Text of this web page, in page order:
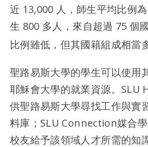
近 13,000 人，師生平均比例
生 800 多人，來自超過 75 個
比例雖低，但其國籍組成相當
聖路易斯大學的學生可以使用
耶穌會大學的就業資源。SLU
供聖路易斯大學尋找工作與實
料庫；SLU Connection媒合
校友給予該領域人才所需的知